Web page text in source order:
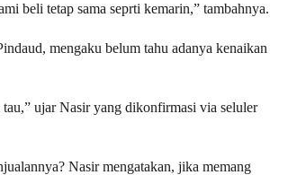
beli tetap sama seprti kemarin,” tambahnya.
mengaku belum tahu adanya kenaikan
ujar Nasir yang dikonfirmasi via seluler
Nasir mengatakan, jika memang